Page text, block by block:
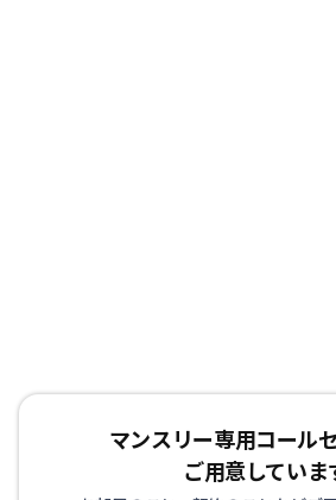
マンスリー専用コール
ご用意していま